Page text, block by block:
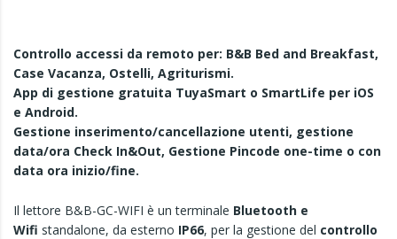
Controllo accessi da remoto per: B&B Bed and Breakfast,
Case Vacanza, Ostelli, Agriturismi.
App di gestione gratuita TuyaSmart o SmartLife per iOS
e Android.
Gestione inserimento/cancellazione utenti, gestione
data/ora Check In&Out, Gestione Pincode one-time o con
data ora inizio/fine.
Il lettore B&B-GC-WIFI è un terminale Bluetooth e
Wifi standalone, da esterno IP66, per la gestione del controllo